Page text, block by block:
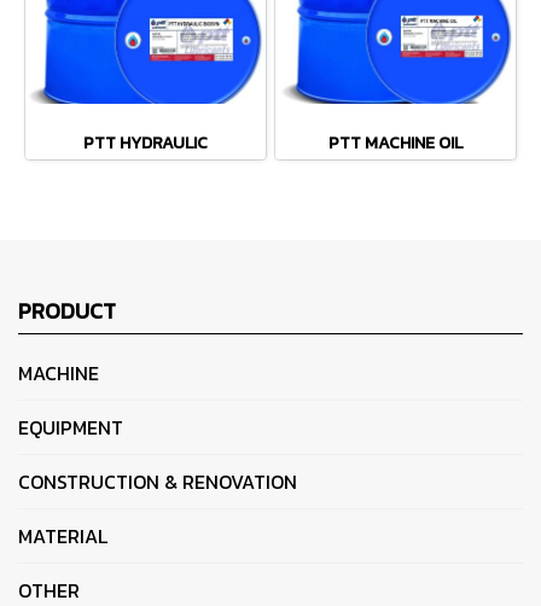
PTT HYDRAULIC PTT MACHINE OIL
PRODUCT
MACHINE
EQUIPMENT
CONSTRUCTION & RENOVATION
MATERIAL
OTHER